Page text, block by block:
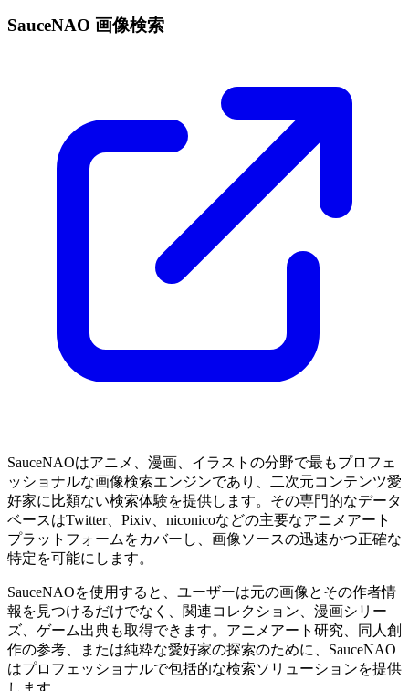
SauceNAO 画像検索
SauceNAOはアニメ、漫画、イラストの分野で最もプロフェ
ッショナルな画像検索エンジンであり、二次元コンテンツ愛
好家に比類ない検索体験を提供します。その専門的なデータ
ベースはTwitter、Pixiv、niconicoなどの主要なアニメアート
プラットフォームをカバーし、画像ソースの迅速かつ正確な
特定を可能にします。
SauceNAOを使用すると、ユーザーは元の画像とその作者情
報を見つけるだけでなく、関連コレクション、漫画シリー
ズ、ゲーム出典も取得できます。アニメアート研究、同人創
作の参考、または純粋な愛好家の探索のために、SauceNAO
はプロフェッショナルで包括的な検索ソリューションを提供
します。